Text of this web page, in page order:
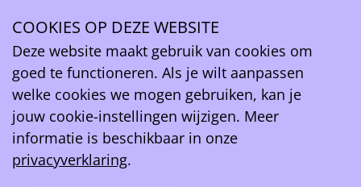
nieuws!
Recent kondigde minister van Financiën Vincent Van
Peteghem (CD&V) - na lang aandringen van EV
Belgium en heel wat discussies - aan dat de fiscus
klaarheid zal scheppen rond de terugbetaling van het
thuisladen van elektrische bedrijfswagens. Dit komt
COOKIES OP DEZE WEBSITE
Deze website maakt gebruik van cookies om
goed te functioneren. Als je wilt aanpassen
welke cookies we mogen gebruiken, kan je
jouw cookie-instellingen wijzigen. Meer
informatie is beschikbaar in onze
privacyverklaring.